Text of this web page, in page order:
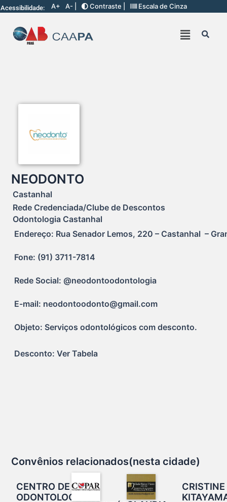
Acessibilidade: A+ A- | Contraste | Escala de Cinza
NEODONTO
Castanhal
Rede Credenciada/Clube de Descontos
Odontologia Castanhal
Endereço: Rua Senador Lemos, 220 – Castanhal  –
Fone: (91) 3711-7814
Rede Social: @neodontoodontologia
E-mail: neodontoodonto@gmail.com
Objeto: Serviços odontológicos com desconto.
Desconto: Ver Tabela
Convênios relacionados(nesta cidade)
CENTRO DE
ODONTOLOGIA
CRISTINE